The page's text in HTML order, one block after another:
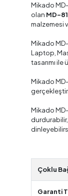
Mikado
olan MD-
malzemesi
Mikado
Laptop,
tasarımı
Mikado
Mikado
Çoklu
Garanti